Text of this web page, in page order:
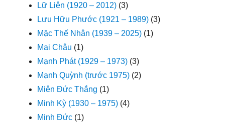
Lữ Liên (1920 – 2012) (3)
Lưu Hữu Phước (1921 – 1989) (3)
Mặc Thế Nhân (1939 – 2025) (1)
Mai Châu (1)
Mạnh Phát (1929 – 1973) (3)
Mạnh Quỳnh (trước 1975) (2)
Miên Đức Thắng (1)
Minh Kỳ (1930 – 1975) (4)
Minh Đức (1)